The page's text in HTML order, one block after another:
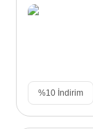
%10 İndirim